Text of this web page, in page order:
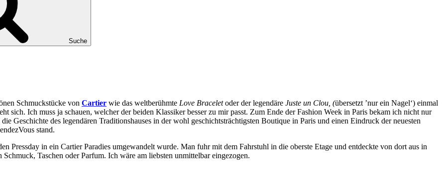
Suche
Schmuckstücke von Cartier wie das weltberühmte Love Braceletoder der legendäre Juste un Clou, (übersetzt ’nur ein Nagel‘) einmal
sich. Ich muss ja schauen, welcher der beiden Klassiker besser zu mir passt. Zum Ende der Fashion Week in Paris bekam ich nicht nur
Geschichte des legendären Traditionshauses in der wohl geschichtsträchtigsten Boutique in Paris und einen Eindruck der neuesten
stand.
Pressday in ein Cartier Paradies umgewandelt wurde. Man fuhr mit dem Fahrstuhl in die oberste Etage und entdeckte von dort aus in
Taschen oder Parfum. Ich wäre am liebsten unmittelbar eingezogen.